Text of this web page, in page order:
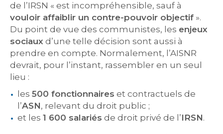
de l’IRSN « est incompréhensible, sauf à
vouloir affaiblir un contre-pouvoir objectif ».
Du point de vue des communistes, les enjeux
sociaux d’une telle décision sont aussi à
prendre en compte. Normalement, l’AISNR
devrait, pour l’instant, rassembler en un seul
lieu :
les 500 fonctionnaires et contractuels de
l’ASN, relevant du droit public ;
et les 1 600 salariés de droit privé de l’IRSN.